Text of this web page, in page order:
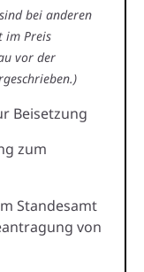
bei anderen
im Preis
vor der
Beisetzung
zum
Standesamt
von